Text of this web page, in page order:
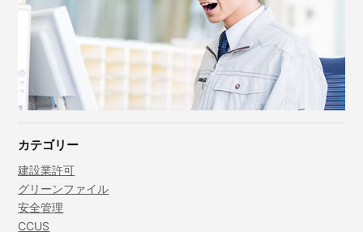
カテゴリー
建設業許可
グリーンファイル
安全管理
CCUS